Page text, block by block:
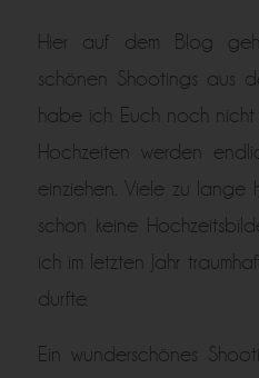
Hier auf dem Blog
schönen Shootings aus
habe ich Euch noch
Hochzeiten werden
einziehen. Viele zu lange
schon keine
ich im letzten Jahr
durfte.
Ein wunderschönes